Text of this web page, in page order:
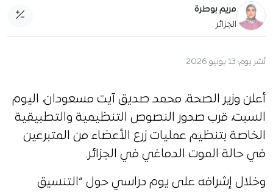
مريم بوطرة
الجزائر
نُشر يوم: 13 يونيو 2026
أعلن وزير الصحة، محمد صديق آيت مسعودان، اليوم
السبت، قرب صدور النصوص التنظيمية والتطبيقية
الخاصة بتنظيم عمليات زرع الأعضاء من المتبرعين
في حالة الموت الدماغي في الجزائر.
وخلال إشرافه على يوم دراسي حول “التنسيق